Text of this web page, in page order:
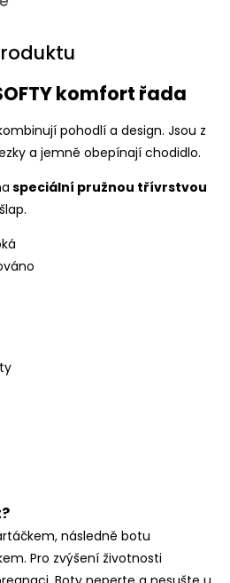
komfort řada
pohodlí a design. Jsou z
a jemně obepínají chodidlo.
speciální pružnou třívrstvou
následně botu
Pro zvýšení životnosti